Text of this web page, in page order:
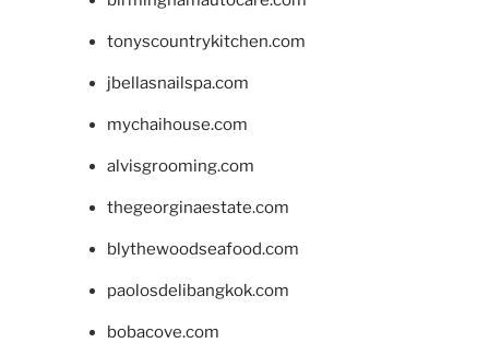
tonyscountrykitchen.com
jbellasnailspa.com
mychaihouse.com
alvisgrooming.com
thegeorginaestate.com
blythewoodseafood.com
paolosdelibangkok.com
bobacove.com